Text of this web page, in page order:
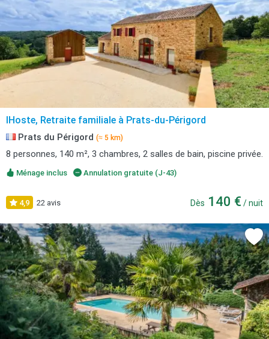
lHoste, Retraite familiale à Prats-du-Périgord
Prats du Périgord (≈ 5 km)
8 personnes, 140 m², 3 chambres, 2 salles de bain, piscine privée.
Ménage inclus Annulation gratuite (J-43)
4,9 22 avis Dès 140 € / nuit